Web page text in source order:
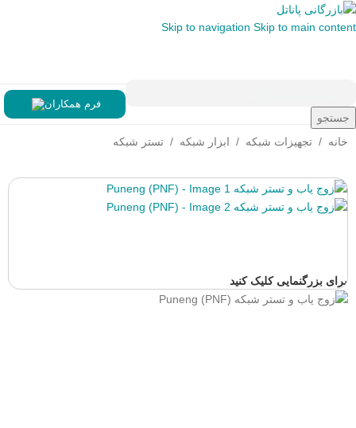
Skip to navigation Skip to main content
جستجو
فرم همکاران
خانه / تجهیزات شبکه / ابزار شبکه / تستر شبکه
برای بزرگنمایی کلیک کنید